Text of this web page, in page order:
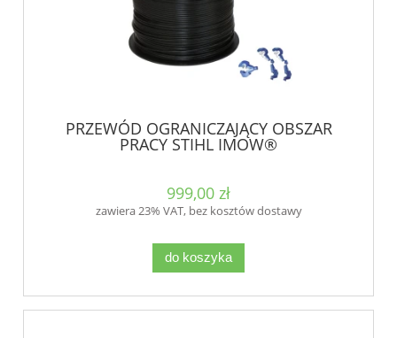
PRZEWÓD OGRANICZAJĄCY OBSZAR
PRACY STIHL IMOW®
999,00 zł
zawiera 23% VAT, bez kosztów dostawy
do koszyka